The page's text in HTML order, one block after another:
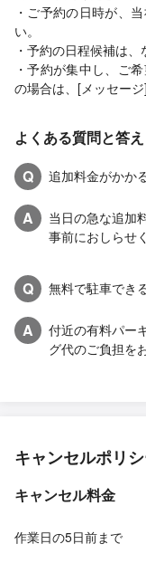
・ご予約の日時が、
い。
・予約の日程候補は
・予約が集中し、ご
の場合は、[メッセー
よくある質問と答え
Q
追加料金がかか
A
当日の急な追加
事前におしらせ
Q 無料で駐車でき
A
付近の有料パー
グ代のご負担を
キャンセルポリ
キャンセル料金
作業日の5日前まで